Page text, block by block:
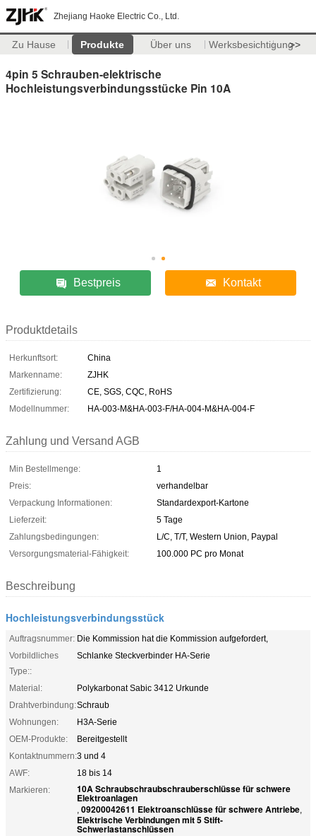
Zhejiang Haoke Electric Co., Ltd.
Zu Hause Produkte Über uns Werksbesichtigung>>
4pin 5 Schrauben-elektrische
Hochleistungsverbindungsstücke Pin 10A
Bestpreis Kontakt
Produktdetails
Herkunftsort:
China
Markenname:
ZJHK
Zertifizierung:
CE, SGS, CQC, RoHS
Modellnummer:
HA-003-M&HA-003-F/HA-004-M&HA-004-F
Zahlung und Versand AGB
Min Bestellmenge:
1
Preis:
verhandelbar
Verpackung Informationen:
Standardexport-Kartone
Lieferzeit:
5 Tage
Zahlungsbedingungen:
L/C, T/T, Western Union, Paypal
Versorgungsmaterial-Fähigkeit:
100.000 PC pro Monat
Beschreibung
Hochleistungsverbindungsstück
Auftragsnummer: Die Kommission hat die Kommission aufgefordert,
Vorbildliches
Type::
Schlanke Steckverbinder HA-Serie
Material:
Polykarbonat Sabic 3412 Urkunde
Drahtverbindung:Schraub
Wohnungen:
H3A-Serie
OEM-Produkte:
Bereitgestellt
Kontaktnummern:3 und 4
AWF:
18 bis 14
Markieren:
10A Schraubschraubschrauberschlüsse für schwere
Elektroanlagen
, 09200042611 Elektroanschlüsse für schwere Antriebe,
Elektrische Verbindungen mit 5 Stift-
Schwerlastanschlüssen